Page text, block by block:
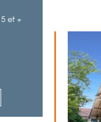
5 et +